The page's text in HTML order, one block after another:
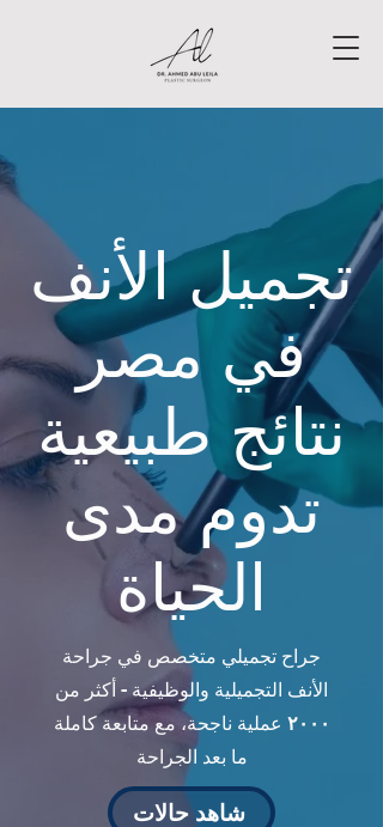
تجميل الأنف
في مصر
نتائج طبيعية
تدوم مدى
الحياة
جراح تجميلي متخصص في جراحة
الأنف التجميلية والوظيفية - أكثر من
٢٠٠٠ عملية ناجحة، مع متابعة كاملة
ما بعد الجراحة
شاهد حالات